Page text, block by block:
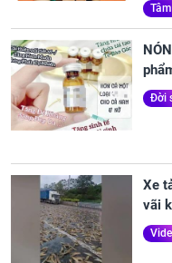
Đời
Xe
vãi